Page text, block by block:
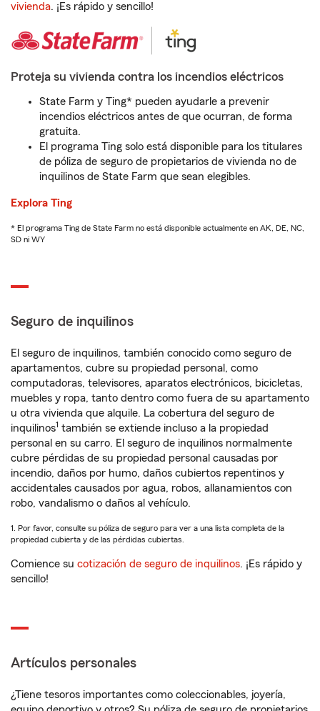
vivienda. ¡Es rápido y sencillo!
Proteja su vivienda contra los incendios eléctricos
State Farm y Ting* pueden ayudarle a prevenir
incendios eléctricos antes de que ocurran, de forma
gratuita.
El programa Ting solo está disponible para los titulares
de póliza de seguro de propietarios de vivienda no de
inquilinos de State Farm que sean elegibles.
Explora Ting
* El programa Ting de State Farm no está disponible actualmente en AK, DE, NC,
SD ni WY
Seguro de inquilinos
El seguro de inquilinos, también conocido como seguro de
apartamentos, cubre su propiedad personal, como
computadoras, televisores, aparatos electrónicos, bicicletas,
muebles y ropa, tanto dentro como fuera de su apartamento
u otra vivienda que alquile. La cobertura del seguro de
inquilinos1 también se extiende incluso a la propiedad
personal en su carro. El seguro de inquilinos normalmente
cubre pérdidas de su propiedad personal causadas por
incendio, daños por humo, daños cubiertos repentinos y
accidentales causados por agua, robos, allanamientos con
robo, vandalismo o daños al vehículo.
1. Por favor, consulte su póliza de seguro para ver a una lista completa de la
propiedad cubierta y de las pérdidas cubiertas.
Comience su cotización de seguro de inquilinos. ¡Es rápido y
sencillo!
Artículos personales
¿Tiene tesoros importantes como coleccionables, joyería,